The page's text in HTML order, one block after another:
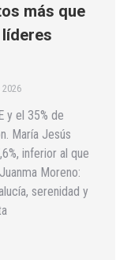
más que
líderes
y el 35% de
María Jesús
inferior al que
Moreno:
serenidad y